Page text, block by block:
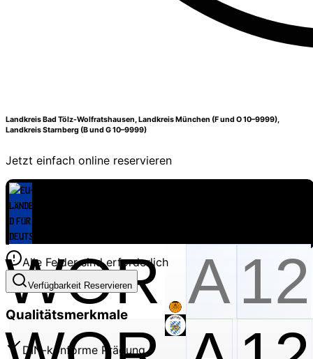
Landkreis Bad Tölz-Wolfratshausen, Landkreis München (F und O 10–9999),
Landkreis Starnberg (B und G 10–9999)
Jetzt einfach online reservieren
Alle Felder sind erforderlich
Verfügbarkeit Reservieren
Qualitätsmerkmale
DIN-konforme Prägung